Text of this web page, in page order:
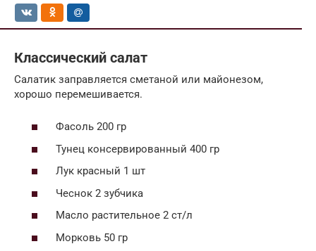
Классический салат
Салатик заправляется сметаной или майонезом,
хорошо перемешивается.
Фасоль 200 гр
Тунец консервированный 400 гр
Лук красный 1 шт
Чеснок 2 зубчика
Масло растительное 2 ст/л
Морковь 50 гр